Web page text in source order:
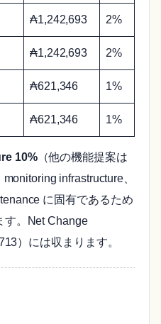
₳1,242,693 2%
₳1,242,693 2%
₳621,346 1%
₳621,346 1%
10%（他の機能提案は
infrastructure、
に固有であるため
す。Net Change
）には収まります。